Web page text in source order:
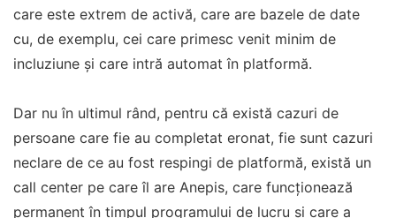
care este extrem de activă, care are bazele de date
cu, de exemplu, cei care primesc venit minim de
incluziune și care intră automat în platformă.
Dar nu în ultimul rând, pentru că există cazuri de
persoane care fie au completat eronat, fie sunt cazuri
neclare de ce au fost respingi de platformă, există un
call center pe care îl are Anepis, care funcționează
permanent în timpul programului de lucru și care a